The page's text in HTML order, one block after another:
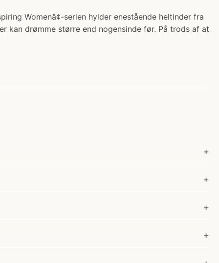
Womenâ¢-serien hylder enestående heltinder fra
kan drømme større end nogensinde før. På trods af at